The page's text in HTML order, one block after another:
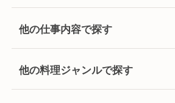
他の仕事内容で探す
他の料理ジャンルで探す